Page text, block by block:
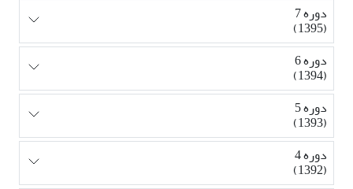
دوره 7
(1395)
دوره 6
(1394)
دوره 5
(1393)
دوره 4
(1392)